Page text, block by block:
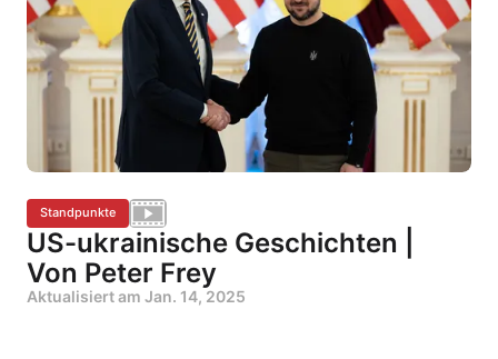
Standpunkte
US-ukrainische Geschichten |
Von Peter Frey
Aktualisiert am Jan. 14, 2025